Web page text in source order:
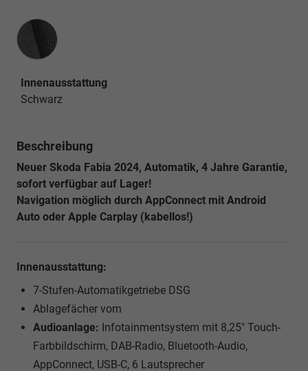
Innenausstattung
Innenausstattung
Schwarz
Beschreibung
Neuer Skoda Fabia 2024, Automatik, 4 Jahre Garantie,
sofort verfügbar auf Lager!
Navigation möglich durch AppConnect mit Android
Auto oder Apple Carplay (kabellos!)
Innenausstattung:
7-Stufen-Automatikgetriebe DSG
Ablagefächer vorn
Audioanlage: Infotainmentsystem mit 8,25" Touch-
Farbbildschirm, DAB-Radio, Bluetooth-Audio,
AppConnect, USB-C, 6 Lautsprecher